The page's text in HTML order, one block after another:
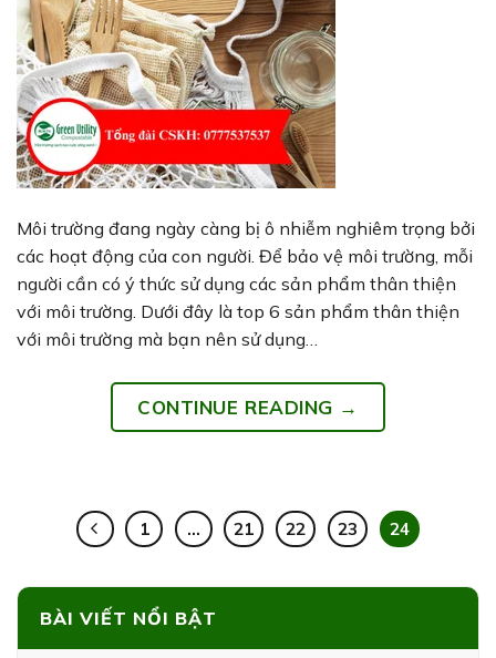
Môi trường đang ngày càng bị ô nhiễm nghiêm trọng bởi
các hoạt động của con người. Để bảo vệ môi trường, mỗi
người cần có ý thức sử dụng các sản phẩm thân thiện
với môi trường. Dưới đây là top 6 sản phẩm thân thiện
với môi trường mà bạn nên sử dụng…
CONTINUE READING →
1 … 21 22 23 24
BÀI VIẾT NỔI BẬT